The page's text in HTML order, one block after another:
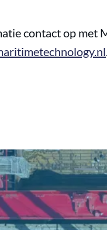
contact op met